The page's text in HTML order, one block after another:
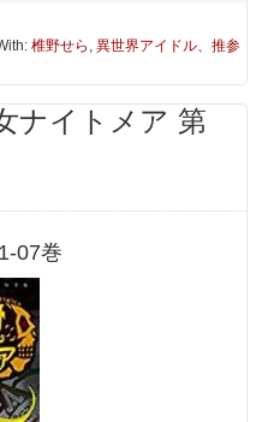
椎野せら ,異世界アイドル、推参
ナイトメア 第
07巻